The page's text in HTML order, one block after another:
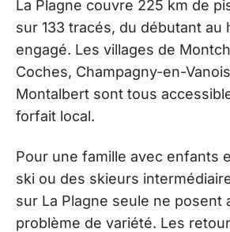
La Plagne couvre 225 km de
sur 133 tracés, du débutant au
engagé. Les villages de
Coches, Champagny-en-
Montalbert sont tous
forfait local.
Pour une famille avec enfants
ski ou des skieurs
sur La Plagne seule ne posent
problème de variété. Les